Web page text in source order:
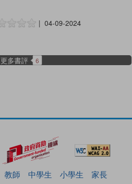
| 04-09-2024
更多書評 6
教師 中學生 小學生
家長